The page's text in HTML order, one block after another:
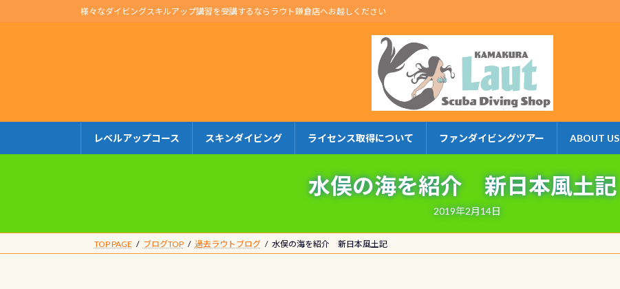
ン
キ
プ
ビ
に
動
様々なダイビングスキルアップ講習を受講するならラウト鎌倉店へお越しください
レベルアップコース スキンダイビング ライセンス取得について ファンダイビングツアー ABOUT US
水俣の海を紹介 新日本風土記
2019年2月14日
TOP PAGE ブログTOP 過去ラウトブログ 水俣の海を紹介 新日本風土記